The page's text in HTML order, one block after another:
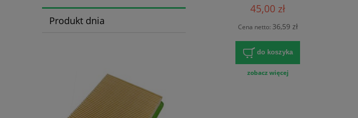
Produkt dnia
45,00 zł
Cena netto: 36,59 zł
do koszyka
zobacz więcej